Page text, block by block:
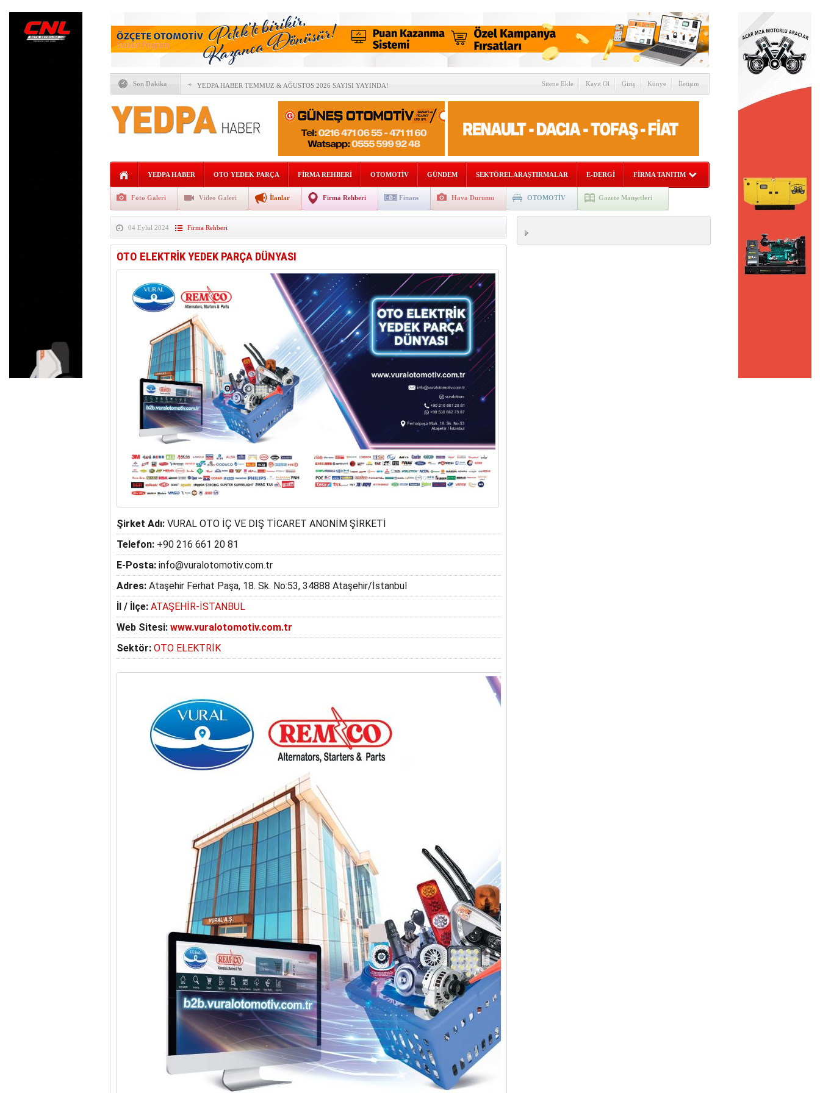
Son Dakika YEDPA HABER TEMMUZ & AĞUSTOS 2026 SAYISI YAYINDA!
ÖTV’DE YENİ DÖNEM “FİYATTAN” ÇOK BELİRSİZLİKLERİ ARTIRABİLİR
İTO SEÇİMLERİNDE OTOMOTİV SEKTÖRÜNDEN BİRLİK MESAJI
YAPAY ZEKÂ OTOMOTİVDE “RAFLARA KADAR” İNDİ!
FORD VE GEELY AUTO’DAN AVRUPA’DA STRATEJİK ORTAKLIK!
ALLİANZ TRADE: KÜRESEL BÜYÜME %2,5’E GERİLEYEBİLİR
AĞIR TİCARİ ARAÇLAR SATIŞ SONRASI PAZARI 2,7 MİLYAR DOLARA ULAŞTI
YEDPA’DA HUKUKİ ZAFERİN ARDINDAN İMAR SÜRECİ HIZ KAZANDI
Sitene Ekle Kayıt Ol Giriş Künye İletişim
YEDPA HABER OTO YEDEK PARÇA FİRMA REHBERİ OTOMOTİV GÜNDEM SEKTÖREL ARAŞTIRMALAR E-DERGİ FİRMA TANITIM
Foto Galeri Video Galeri İlanlar Firma Rehberi Finans Hava Durumu OTOMOTİV Gazete Manşetleri
04 Eylül 2024 Firma Rehberi
OTO ELEKTRİK YEDEK PARÇA DÜNYASI
Şirket Adı: VURAL OTO İÇ VE DIŞ TİCARET ANONİM ŞİRKETİ
Telefon: +90 216 661 20 81
E-Posta: info@vuralotomotiv.com.tr
Adres: Ataşehir Ferhat Paşa, 18. Sk. No:53, 34888 Ataşehir/İstanbul
İl / İlçe: ATAŞEHİR-İSTANBUL
Web Sitesi: www.vuralotomotiv.com.tr
Sektör: OTO ELEKTRİK